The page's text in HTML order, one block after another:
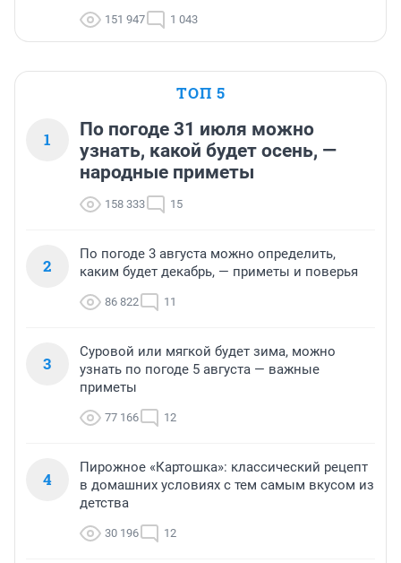
151 947 1 043
ТОП 5
1
По погоде 31 июля можно
узнать, какой будет осень, —
народные приметы
158 333 15
2
По погоде 3 августа можно определить,
каким будет декабрь, — приметы и поверья
86 822 11
3
Суровой или мягкой будет зима, можно
узнать по погоде 5 августа — важные
приметы
77 166 12
4
Пирожное «Картошка»: классический рецепт
в домашних условиях с тем самым вкусом из
детства
30 196 12